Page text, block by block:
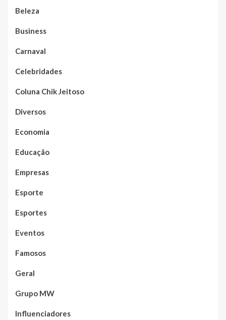
Beleza
Business
Carnaval
Celebridades
Coluna Chik Jeitoso
Diversos
Economia
Educação
Empresas
Esporte
Esportes
Eventos
Famosos
Geral
Grupo MW
Influenciadores